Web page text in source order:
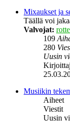
Mixaukset ja
Täällä voi
Valvojat:
109
280
Uusin
Musiikin
Aiheet
Viestit
Uusin